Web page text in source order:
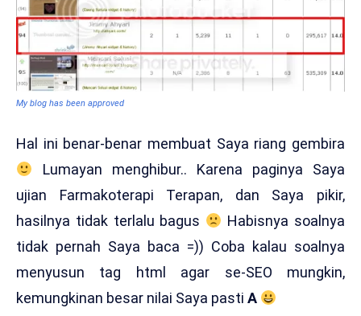
My blog has been approved
Hal ini benar-benar membuat Saya riang gembira
Lumayan menghibur.. Karena paginya Saya
ujian Farmakoterapi Terapan, dan Saya pikir,
hasilnya tidak terlalu bagus
Habisnya soalnya
tidak pernah Saya baca =)) Coba kalau soalnya
menyusun tag html agar se-SEO mungkin,
kemungkinan besar nilai Saya pasti A